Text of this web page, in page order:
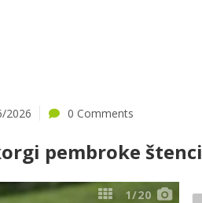
2026 0 Comments
pembroke štenci
1/20